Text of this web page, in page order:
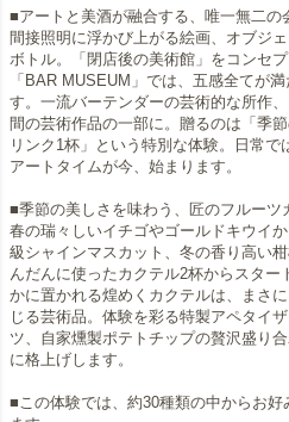
■アートと美酒が融合する、唯一無二の
間接照明に浮かび上がる絵画、オブジ
ボトル。「閉店後の美術館」をコンセ
「BAR MUSEUM」では、五感全てが
す。一流バーテンダーの芸術的な所作
間の芸術作品の一部に。贈るのは「季
リンク1杯」という特別な体験。日常
アートタイムが今、始まります。
■季節の美しさを味わう、匠のフルーツ
春の瑞々しいイチゴやゴールドキウイ
級シャインマスカット、冬の香り高い
んだんに使ったカクテル2杯からスタ
かに置かれる煌めくカクテルは、まさ
じる芸術品。体験を彩る特製アペタイ
ツ、自家燻製ポテトチップの贅沢盛り
に格上げします。
■この体験では、約30種類の中からお